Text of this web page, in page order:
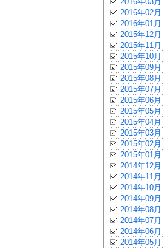
2016年02月
2016年01月
2015年12月
2015年11月
2015年10月
2015年09月
2015年08月
2015年07月
2015年06月
2015年05月
2015年04月
2015年03月
2015年02月
2015年01月
2014年12月
2014年11月
2014年10月
2014年09月
2014年08月
2014年07月
2014年06月
2014年05月